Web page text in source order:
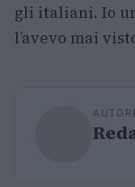
gli italiani. Io
l’avevo mai